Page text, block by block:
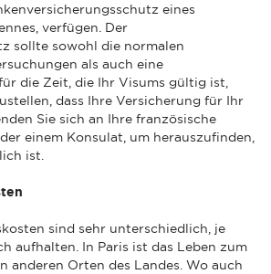
eines
verfügen. Der
sollte sowohl die normalen
als auch eine
die Zeit, die Ihr Visums gültig ist,
dass Ihre Versicherung für Ihr
Sie sich an Ihre französische
einem Konsulat, um herauszufinden,
ist.
sind sehr unterschiedlich, je
aufhalten. In Paris ist das Leben zum
anderen Orten des Landes. Wo auch